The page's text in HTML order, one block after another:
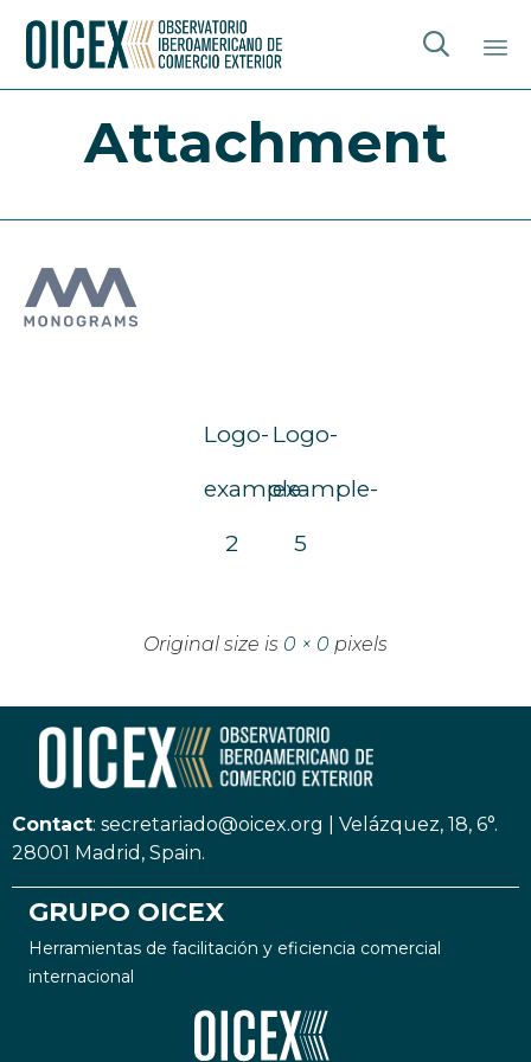

Attachment
Logo-
example-
2
Logo-
example-
5
Original size is 0 × 0 pixels
Contact: secretariado@oicex.org
Velázquez, 18, 6°.
28001 Madrid, Spain.
GRUPO OICEX
Herramientas de facilitación y eficiencia comercial
internacional